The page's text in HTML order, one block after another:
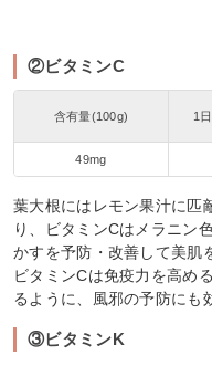
②ビタミンC
含有量(100g) 1
49mg
葉大根にはレモン果汁に匹
り、ビタミンCはメラニン
かすを予防・改善して美肌
ビタミンCは免疫力を高め
るように、風邪の予防にも
③ビタミンK